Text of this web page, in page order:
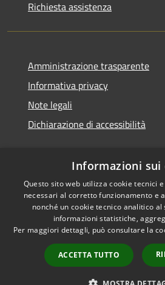
Richiesta assistenza
Amministrazione trasparente
Informativa privacy
Note legali
Dichiarazione di accessibilità
RSS
Accessibilità
by
Informazioni sui
Questo sito web utilizza cookie tecnici
necessari al corretto funzionamento e
nonché un cookie tecnico analitico
informazioni statistiche,
Per maggiori dettagli, può consultare la
ACCETTA TUTTO